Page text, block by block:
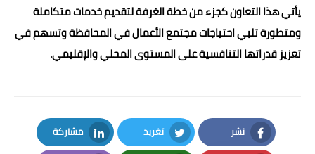
يأتي هذا التعاون كجزء من خطة الغرفة لتقديم خدمات متكاملة
ومتطورة تلبي احتياجات مجتمع الأعمال في المحافظة وتسهم في
تعزيز قدراتها التنافسية على المستوى المحلي والإقليمي.
نشر
Facebook
تغريد
Twitter
مشاركة
LinkedIn